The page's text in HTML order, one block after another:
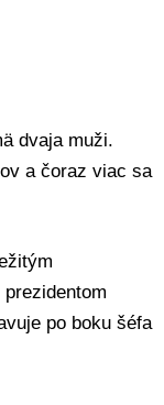
dvaja muži.
a čoraz viac sa
po boku šéfa